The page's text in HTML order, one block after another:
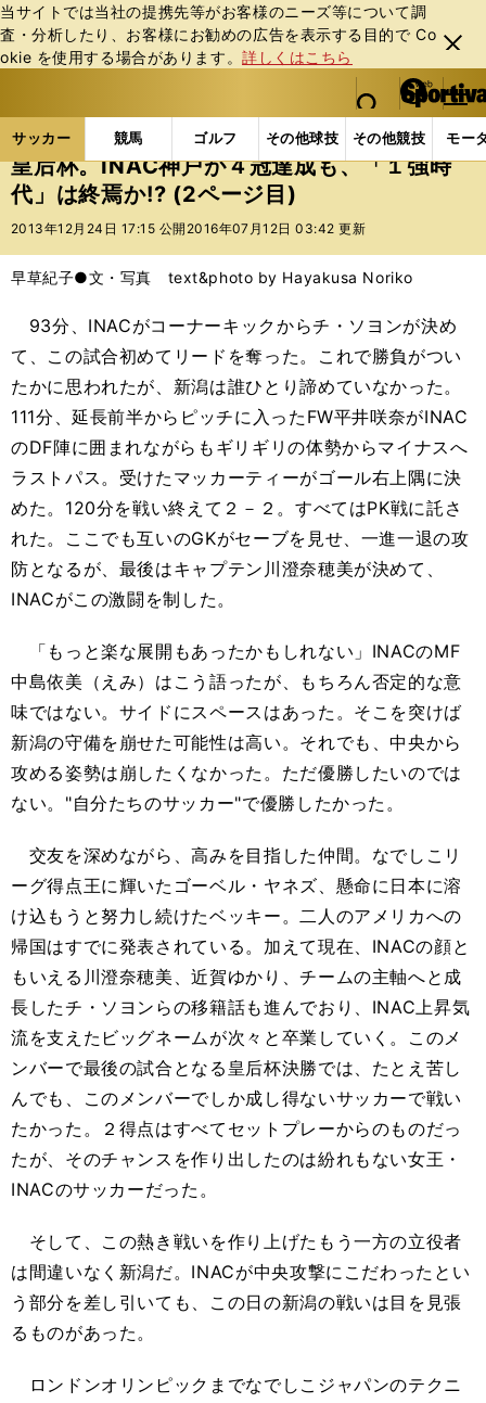
当サイトでは当社の提携先等がお客様のニーズ等について調
査・分析したり、お客様にお勧めの広告を表⽰する⽬的で Co
okie を使⽤する場合があります。詳しくはこちら
閉じ
る
web Sportiva (webスポルティーバ)
検索
マイペ
ー
ジ
メニュ
サッカー 競馬 ゴルフ その他球技 その他競技 モー
ス
ポ
ル
バ
サッカーの記事一覧 サッカー代表 なでしこジャパ
皇后杯。INAC神戸が４冠達成も、「１強時
代」は終焉か!? (2ページ目)
2013年12月24日 17:15 公開 2016年07月12日 03:42 更新
早草紀子●文・写真 text&photo by Hayakusa Noriko
93分、INACがコーナーキックからチ・ソヨンが決め
て、この試合初めてリードを奪った。これで勝負がつい
たかに思われたが、新潟は誰ひとり諦めていなかった。
111分、延長前半からピッチに入ったFW平井咲奈がINAC
のDF陣に囲まれながらもギリギリの体勢からマイナスへ
ラストパス。受けたマッカーティーがゴール右上隅に決
めた。120分を戦い終えて２－２。すべてはPK戦に託さ
れた。ここでも互いのGKがセーブを見せ、一進一退の攻
防となるが、最後はキャプテン川澄奈穂美が決めて、
INACがこの激闘を制した。
「もっと楽な展開もあったかもしれない」INACのMF
中島依美（えみ）はこう語ったが、もちろん否定的な意
味ではない。サイドにスペースはあった。そこを突けば
新潟の守備を崩せた可能性は高い。それでも、中央から
攻める姿勢は崩したくなかった。ただ優勝したいのでは
ない。"自分たちのサッカー"で優勝したかった。
交友を深めながら、高みを目指した仲間。なでしこリ
ーグ得点王に輝いたゴーベル・ヤネズ、懸命に日本に溶
け込もうと努力し続けたベッキー。二人のアメリカへの
帰国はすでに発表されている。加えて現在、INACの顔と
もいえる川澄奈穂美、近賀ゆかり、チームの主軸へと成
長したチ・ソヨンらの移籍話も進んでおり、INAC上昇気
流を支えたビッグネームが次々と卒業していく。このメ
ンバーで最後の試合となる皇后杯決勝では、たとえ苦し
んでも、このメンバーでしか成し得ないサッカーで戦い
たかった。２得点はすべてセットプレーからのものだっ
たが、そのチャンスを作り出したのは紛れもない女王・
INACのサッカーだった。
そして、この熱き戦いを作り上げたもう一方の立役者
は間違いなく新潟だ。INACが中央攻撃にこだわったとい
う部分を差し引いても、この日の新潟の戦いは目を見張
るものがあった。
ロンドンオリンピックまでなでしこジャパンのテクニ